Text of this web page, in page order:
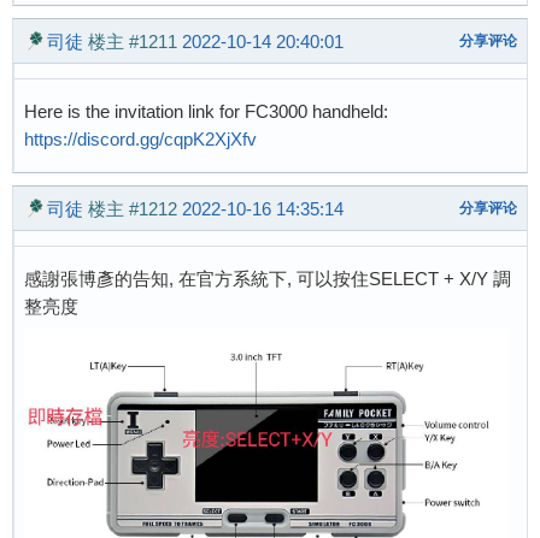
司徒 楼主 #1211 2022-10-14 20:40:01 分享评论
Here is the invitation link for FC3000 handheld:
https://discord.gg/cqpK2XjXfv
司徒 楼主 #1212 2022-10-16 14:35:14 分享评论
感謝張博彥的告知, 在官方系統下, 可以按住SELECT + X/Y 調
整亮度